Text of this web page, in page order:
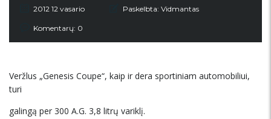
2012 12 vasario Paskelbta: Vidmantas
Komentarų: 0
Veržlus „Genesis Coupe“, kaip ir dera sportiniam automobiliui,
turi
galingą per 300 A.G. 3,8 litrų variklį.